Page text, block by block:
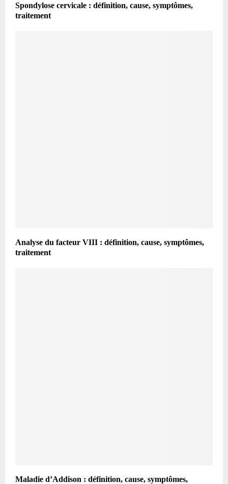
Spondylose cervicale : définition, cause, symptômes,
traitement
Analyse du facteur VIII : définition, cause, symptômes,
traitement
Maladie d’Addison : définition, cause, symptômes,